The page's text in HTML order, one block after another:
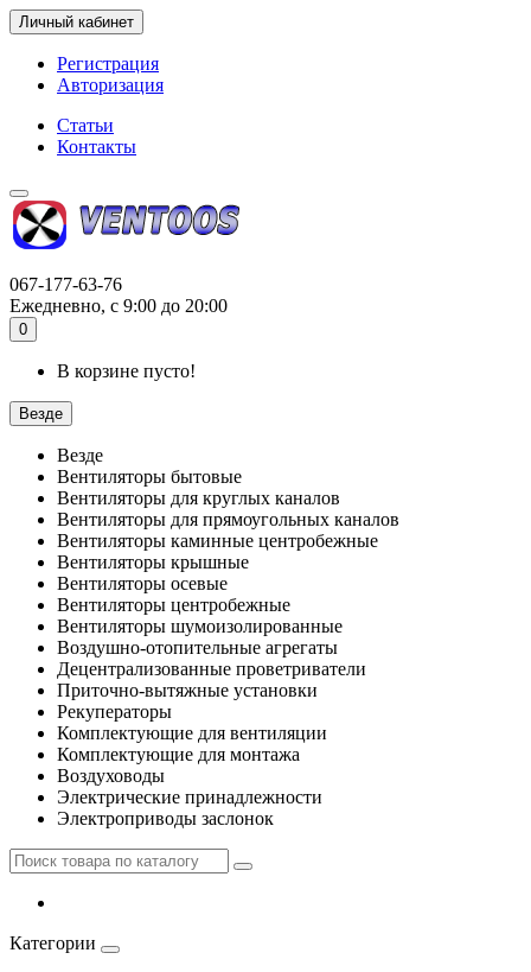
Личный кабинет
Регистрация
Авторизация
Статьи
Контакты
067-177-63-76
Ежедневно, с 9:00 до 20:00
0
В корзине пусто!
Везде
Везде
Вентиляторы бытовые
Вентиляторы для круглых каналов
Вентиляторы для прямоугольных каналов
Вентиляторы каминные центробежные
Вентиляторы крышные
Вентиляторы осевые
Вентиляторы центробежные
Вентиляторы шумоизолированные
Воздушно-отопительные агрегаты
Децентрализованные проветриватели
Приточно-вытяжные установки
Рекуператоры
Комплектующие для вентиляции
Комплектующие для монтажа
Воздуховоды
Электрические принадлежности
Электроприводы заслонок
Категории